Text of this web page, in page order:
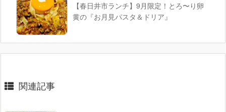
【春日井市ランチ】9月限定！とろ〜り卵
黄の『お月見パスタ＆ドリア』
関連記事